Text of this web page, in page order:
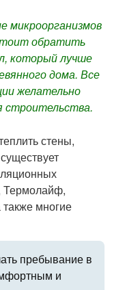
микроорганизмов
обратить
который лучше
дома. Все
желательно
строительства.
стены,
Термолайф,
многие
пребывание в
и